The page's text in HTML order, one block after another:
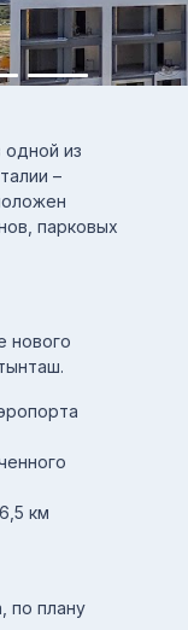
одной из
–
парковых
нового
км
по плану